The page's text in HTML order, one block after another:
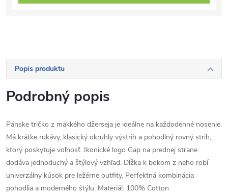
Popis produktu
Podrobný popis
Pánske tričko z mäkkého džerseja je ideálne na každodenné nosenie.
Má krátke rukávy, klasický okrúhly výstrih a pohodlný rovný strih,
ktorý poskytuje voľnosť. Ikonické logo Gap na prednej strane
dodáva jednoduchý a štýlový vzhľad. Dĺžka k bokom z neho robí
univerzálny kúsok pre ležérne outfity. Perfektná kombinácia
pohodlia a moderného štýlu. Materiál: 100% Cotton